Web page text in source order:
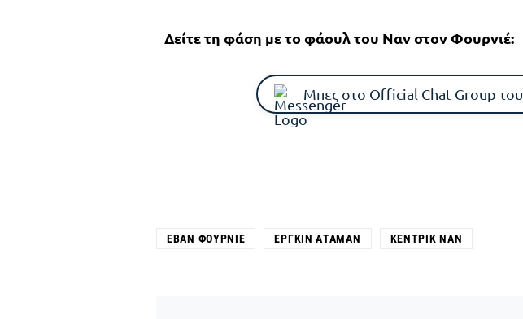
Δείτε τη φάση με το φάουλ του Ναν στον Φουρνιέ:
Μπες στο Official Chat Group του
ΕΒΆΝ ΦΟΥΡΝΙΈ ΕΡΓΚΊΝ ΑΤΑΜΆΝ ΚΈΝΤΡΙΚ ΝΑΝ